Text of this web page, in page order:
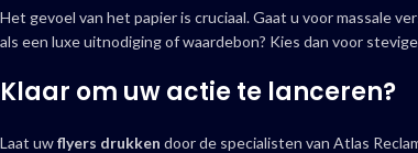
Het gevoel van het papier is cruciaal. Gaat u voor massale
als een luxe uitnodiging of waardebon? Kies dan voor
Klaar om uw actie te lanceren?
Laat uwflyers drukken door de specialisten van Atlas